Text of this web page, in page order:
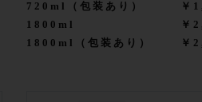
720ml（包装あり）
￥
1800ml
￥
1800ml（包装あり）
￥